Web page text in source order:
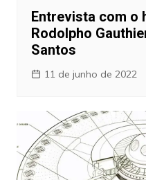
Entrevista com o
Rodolpho
Santos
11 de junho de 2022